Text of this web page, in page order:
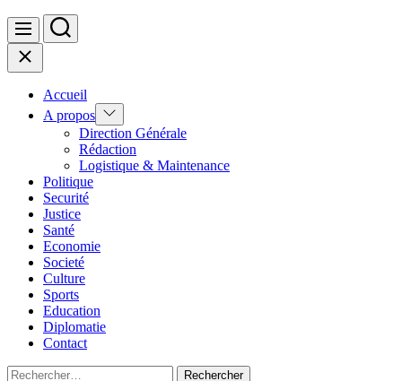
Menu Search
Close
Accueil
A propos Show
sub
menu
Direction Générale
Rédaction
Logistique & Maintenance
Politique
Securité
Justice
Santé
Economie
Societé
Culture
Sports
Education
Diplomatie
Contact
Rechercher :